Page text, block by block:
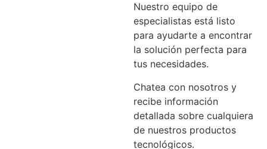
Nuestro equipo de
especialistas está listo
para ayudarte a encontrar
la solución perfecta para
tus necesidades.
Chatea con nosotros y
recibe información
detallada sobre cualquiera
de nuestros productos
tecnológicos.